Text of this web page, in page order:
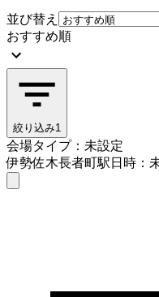
並び替え
おすすめ順
絞り込み1
会場タイプ：未設定
伊勢佐木長者町駅日時：